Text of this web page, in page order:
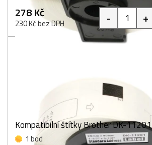
278 Kč
230 Kč bez DPH - +
Kompatibilní štítky Brother DK-11201
1 bod